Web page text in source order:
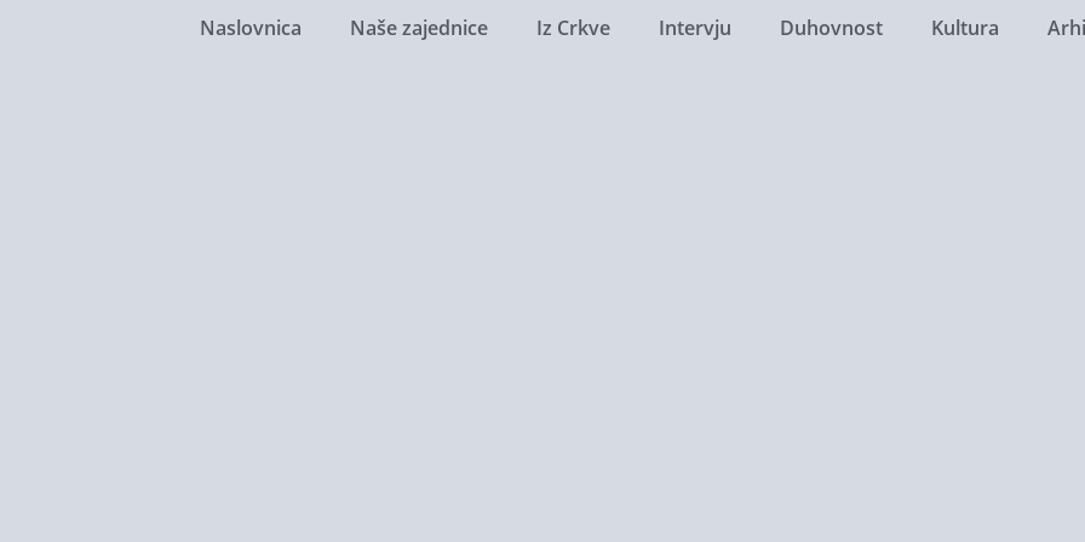
Naslovnica Naše zajednice Iz Crkve Intervju Duhovnost Kultura